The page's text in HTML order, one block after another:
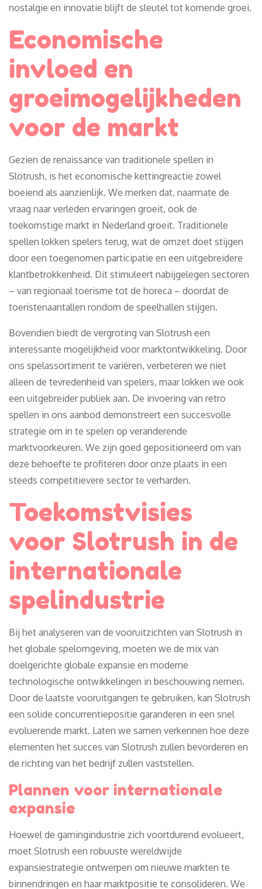
nostalgie en innovatie blijft de sleutel tot komende groei.
Economische
invloed en
groeimogelijkheden
voor de markt
Gezien de renaissance van traditionele spellen in
Slotrush, is het economische kettingreactie zowel
boeiend als aanzienlijk. We merken dat, naarmate de
vraag naar verleden ervaringen groeit, ook de
toekomstige markt in Nederland groeit. Traditionele
spellen lokken spelers terug, wat de omzet doet stijgen
door een toegenomen participatie en een uitgebreidere
klantbetrokkenheid. Dit stimuleert nabijgelegen sectoren
– van regionaal toerisme tot de horeca – doordat de
toeristenaantallen rondom de speelhallen stijgen.
Bovendien biedt de vergroting van Slotrush een
interessante mogelijkheid voor marktontwikkeling. Door
ons spelassortiment te variëren, verbeteren we niet
alleen de tevredenheid van spelers, maar lokken we ook
een uitgebreider publiek aan. De invoering van retro
spellen in ons aanbod demonstreert een succesvolle
strategie om in te spelen op veranderende
marktvoorkeuren. We zijn goed gepositioneerd om van
deze behoefte te profiteren door onze plaats in een
steeds competitievere sector te verharden.
Toekomstvisies
voor Slotrush in de
internationale
spelindustrie
Bij het analyseren van de vooruitzichten van Slotrush in
het globale spelomgeving, moeten we de mix van
doelgerichte globale expansie en moderne
technologische ontwikkelingen in beschouwing nemen.
Door de laatste vooruitgangen te gebruiken, kan Slotrush
een solide concurrentiepositie garanderen in een snel
evoluerende markt. Laten we samen verkennen hoe deze
elementen het succes van Slotrush zullen bevorderen en
de richting van het bedrijf zullen vaststellen.
Plannen voor internationale
expansie
Hoewel de gamingindustrie zich voortdurend evolueert,
moet Slotrush een robuuste wereldwijde
expansiestrategie ontwerpen om nieuwe markten te
binnendringen en haar marktpositie te consolideren. We